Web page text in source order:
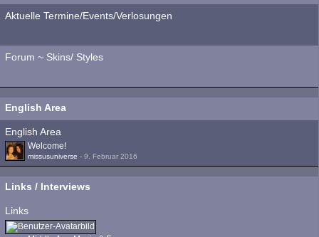
Aktuelle Termine/Events/Verlosungen
Forum ~ Skins/ Styles
English Area
English Area
Welcome!
missusuniverse - 9. Februar 2016
Links / Interviews
Links